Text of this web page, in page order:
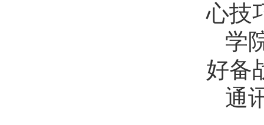
心技
学
好备
通